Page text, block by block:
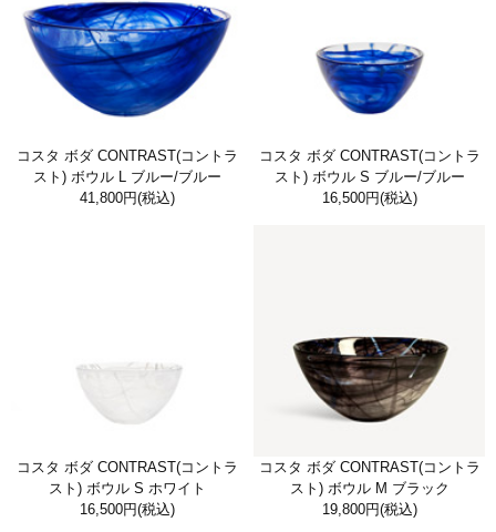
コスタ ボダ CONTRAST(コントラ
スト) ボウル L ブルー/ブルー
41,800円(税込)
コスタ ボダ CONTRAST(コントラ
スト) ボウル S ブルー/ブルー
16,500円(税込)
コスタ ボダ CONTRAST(コントラ
スト) ボウル S ホワイト
16,500円(税込)
コスタ ボダ CONTRAST(コントラ
スト) ボウル M ブラック
19,800円(税込)